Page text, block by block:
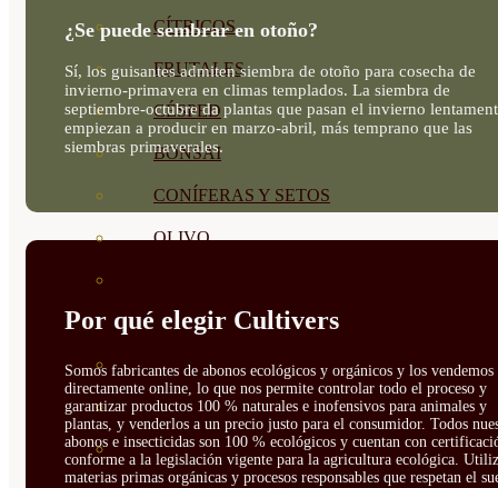
CÍTRICOS
FRUTALES
CÉSPED
BONSAI
CONÍFERAS Y SETOS
OLIVO
SUCULENTAS
PLANTAS DE INTERIOR
ORQUIDEAS
ORNAMENTALES
¿Se puede sembrar en otoño?
Sí, los guisantes admiten siembra de otoño para cosecha de
invierno-primavera en climas templados. La siembra de
septiembre-octubre da plantas que pasan el invierno
empiezan a producir en marzo-abril, más temprano que las
siembras primaverales.
Por qué elegir Cultivers
Somos fabricantes de abonos ecológicos y orgánicos y los vendemos
directamente online, lo que nos permite controlar todo el proceso y
garantizar productos 100 % naturales e inofensivos para animales y
plantas, y venderlos a un precio justo para el consumidor. Todos
abonos e insecticidas son 100 % ecológicos y cuentan con
conforme a la legislación vigente para la agricultura ecológica.
materias primas orgánicas y procesos responsables que respetan el